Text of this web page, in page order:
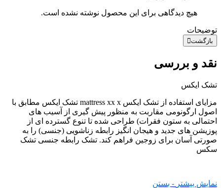
هیچ دیدگاهی برای این محصول نوشته نشده است.
توضیحات
بازگشت
نقد و بررسی
تشک ایکس
مزایای استفاده از تشک ایکس mattress xx x تشک ایکس مطابق با
اصول ارگونومی مقاربت به منظور پیش گیری از آسیب های
احتمالی به ستون فقرات) طراحی شده تا تنوع گسترده ای از
پوزیشن های جدید و هیجان انگیز رابطه زناشویی (جنسی) را به
صورتی آسان برای زوجین فراهم کند. تشک رابطه جنسی تشک
سکس
نمایش بیشتر - بستن